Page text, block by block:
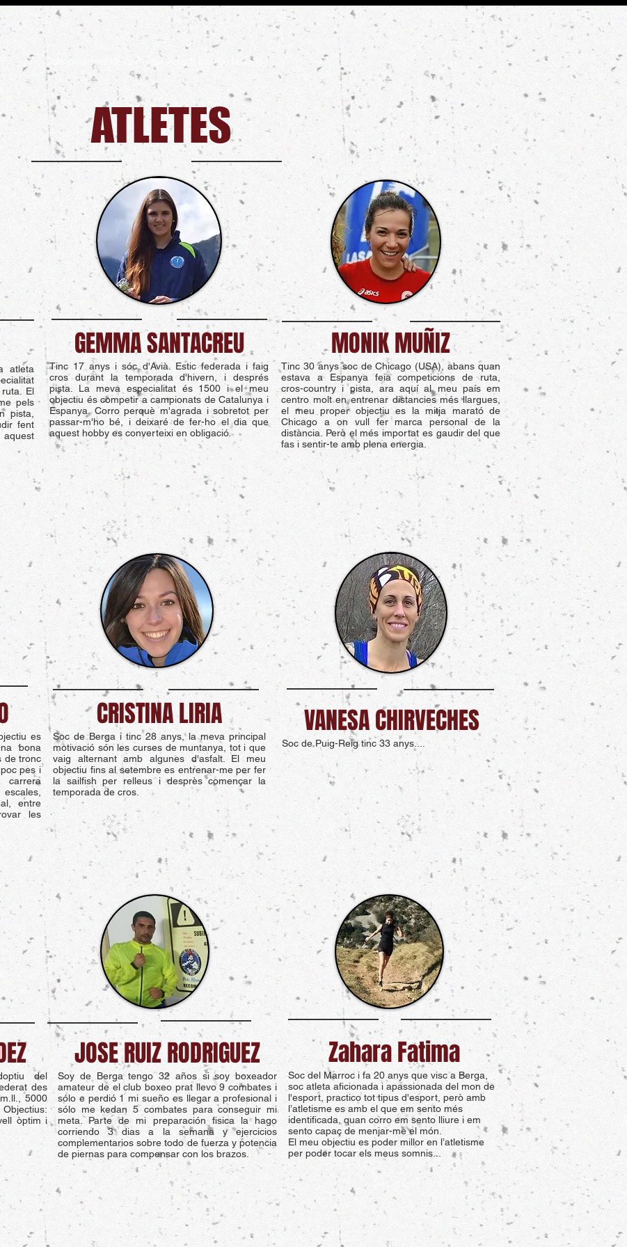
Dels creadors de la Portal Attack Berga, Neix la...
ATLETES
atleta
El
pels
pista,
fent
aquest
GEMMA SANTACREU
Tinc 17 anys i sóc d'Avià. Estic federada i faig
cros durant la temporada d'hivern, i després
pista. La meva especialitat és 1500 i el meu
objectiu és competir a campionats de Catalunya i
Espanya. Corro perquè m'agrada i sobretot per
passar-m'ho bé, i deixaré de fer-ho el dia que
aquest hobby es converteixi en obligació.
MONIK MUÑIZ
Tinc 30 anys soc de Chicago (USA), abans quan
estava a Espanya feia competicions de ruta,
cros-country i pista, ara aquí al meu país em
centro molt en entrenar distancies més llargues,
el meu proper objectiu es la mitja marató de
Chicago a on vull fer marca personal de la
distància. Però el més importat es gaudir del que
fas i sentir-te amb plena energia.
es
bona
de tronc
pes i
carrera
entre
les
CRISTINA LIRIA
Soc de Berga i tinc 28 anys, la meva principal
motivació són les curses de muntanya, tot i que
vaig alternant amb algunes d'asfalt. El meu
objectiu fins al setembre es entrenar-me per fer
la sailfish per relleus i desprès començar la
temporada de cros.
VANESA CHIRVECHES
Soc de Puig-Reig tinc 33 anys....
del
des
5000
òptim i
JOSE RUIZ RODRIGUEZ
Soy de Berga tengo 32 años si soy boxeador
amateur de el club boxeo prat llevo 9 combates i
sólo e perdió 1 mi sueño es llegar a profesional i
sólo me kedan 5 combates para conseguir mi
meta. Parte de mi preparación fisica la hago
corriendo 3 dias a la semana y ejercicios
complementarios sobre todo de fuerza y potencia
de piernas para compensar con los brazos.
Zahara Fatima
Soc del Marroc i fa 20 anys que visc a Berga,
soc atleta aficionada i apassionada del mon de
l'esport, practico tot tipus d'esport, però amb
l’atletisme es amb el que em sento més
identificada, quan corro em sento lliure i em
sento capaç de menjar-me el món.
El meu objectiu es poder millor en l’atletisme
per poder tocar els meus somnis...